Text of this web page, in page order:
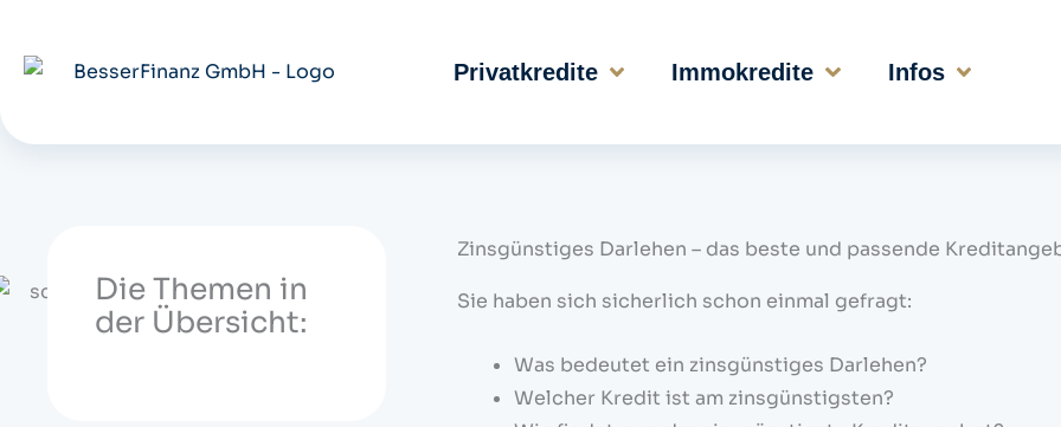
springen
Privatkredite Immokredite Infos
Die Themen in
der Übersicht:
Zinsgünstiges Darlehen – das beste und passende
Sie haben sich sicherlich schon einmal gefragt:
Was bedeutet ein zinsgünstiges Darlehen?
Welcher Kredit ist am zinsgünstigsten?